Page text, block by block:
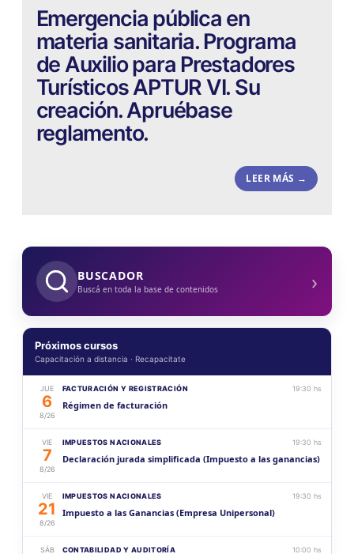
Emergencia pública en
materia sanitaria. Programa
de Auxilio para Prestadores
Turísticos APTUR VI. Su
creación. Apruébase
reglamento.
LEER MÁS →
BUSCADOR
Buscá en toda la base de contenidos ›
Próximos cursos
Capacitación a distancia · Recapacitate
JUE
6
8/26
FACTURACIÓN Y REGISTRACIÓN 19:30 hs
Régimen de facturación
VIE
7
8/26
IMPUESTOS NACIONALES 19:30 hs
Declaración jurada simplificada (Impuesto a las ganancias)
VIE
21
8/26
IMPUESTOS NACIONALES 19:30 hs
Impuesto a las Ganancias (Empresa Unipersonal)
SÁB CONTABILIDAD Y AUDITORÍA 10:00 hs